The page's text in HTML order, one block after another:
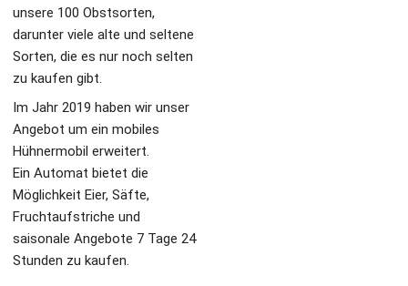
unsere 100 Obstsorten,
darunter viele alte und seltene
Sorten, die es nur noch selten
zu kaufen gibt.
Im Jahr 2019 haben wir unser
Angebot um ein mobiles
Hühnermobil erweitert.
Ein Automat bietet die
Möglichkeit Eier, Säfte,
Fruchtaufstriche und
saisonale Angebote 7 Tage 24
Stunden zu kaufen.